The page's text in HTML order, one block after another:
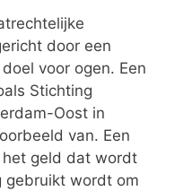
door een
voor ogen. Een
Stichting
Oost in
van. Een
geld dat wordt
gebruikt wordt om